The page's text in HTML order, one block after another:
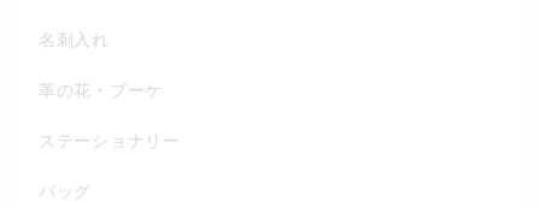
名刺入れ
革の花・ブーケ
ステーショナリー
バッグ